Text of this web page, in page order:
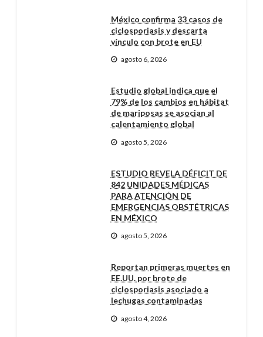
México confirma 33 casos de
ciclosporiasis y descarta
vínculo con brote en EU
agosto 6, 2026
Estudio global indica que el
79% de los cambios en hábitat
de mariposas se asocian al
calentamiento global
agosto 5, 2026
ESTUDIO REVELA DÉFICIT DE
842 UNIDADES MÉDICAS
PARA ATENCIÓN DE
EMERGENCIAS OBSTÉTRICAS
EN MÉXICO
agosto 5, 2026
Reportan primeras muertes en
EE.UU. por brote de
ciclosporiasis asociado a
lechugas contaminadas
agosto 4, 2026